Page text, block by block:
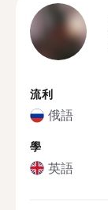
流利
俄語
學
英語